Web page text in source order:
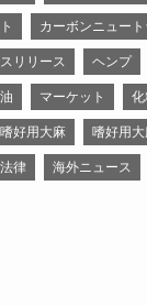
カーボンニュー
リリース ヘンプ
マーケット
好用大麻 嗜好用
法律 海外ニュース